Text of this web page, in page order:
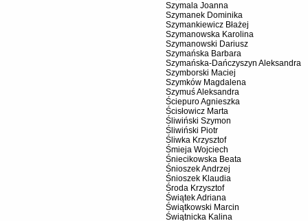
Szymala Joanna
Szymanek Dominika
Szymankiewicz Błażej
Szymanowska Karolina
Szymanowski Dariusz
Szymańska Barbara
Szymańska-Dańczyszyn Aleksandra
Szymborski Maciej
Szymków Magdalena
Szymuś Aleksandra
Ściepuro Agnieszka
Ścisłowicz Marta
Śliwiński Szymon
Śliwiński Piotr
Śliwka Krzysztof
Śmieja Wojciech
Śniecikowska Beata
Śnioszek Andrzej
Śnioszek Klaudia
Środa Krzysztof
Świątek Adriana
Świątkowski Marcin
Świątnicka Kalina